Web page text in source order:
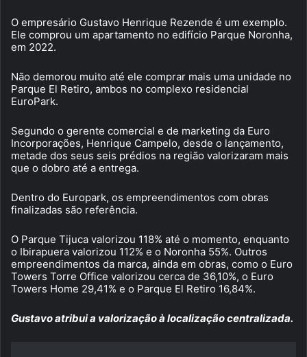
O empresário Gustavo Henrique Rezende é um exemplo.
Ele comprou um apartamento no edifício Parque Noronha,
em 2022.
Não demorou muito até ele comprar mais uma unidade no
Parque El Retiro, ambos no complexo residencial
EuroPark.
Segundo o gerente comercial e de marketing da Euro
Incorporações, Henrique Campelo, desde o lançamento,
metade dos seus seis prédios na região valorizaram mais
que o dobro até a entrega.
Dentro do Europark, os empreendimentos com obras
finalizadas são referência.
O Parque Tijuca valorizou 118% até o momento, enquanto
o Ibirapuera valorizou 112% e o Noronha 55%. Outros
empreendimentos da marca, ainda em obras, como o Euro
Towers Torre Office valorizou cerca de 36,10%, o Euro
Towers Home 29,41% e o Parque El Retiro 16,84%.
Gustavo atribui a valorização à localização centralizada.